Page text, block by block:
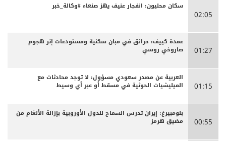
02:05
سكان محليون: انفجار عنيف يهز صنعاء #وكالة_خبر
01:27
عمدة كييف: حرائق في مبان سكنية ومستودعات إثر هجوم
صاروخي روسي
01:15
العربية عن مصدر سعودي مسؤول: لا توجد محادثات مع
الميليشيات الحوثية في مسقط أو عبر أي وسيط
00:55
بلومبيرغ: إيران تدرس السماح للدول الأوروبية بإزالة الألغام من
مضيق هرمز